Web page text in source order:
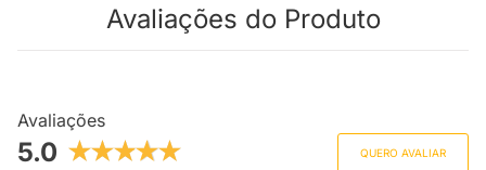
Avaliações do Produto
Avaliações
5.0 QUERO AVALIAR